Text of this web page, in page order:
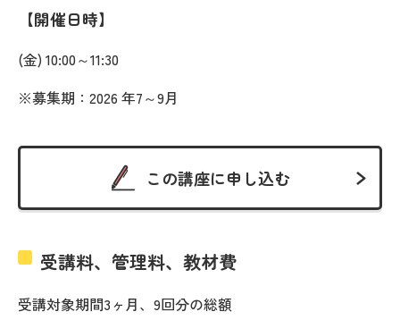
開催日時
(金) 10:00～11:30
※募集期：2026 年7～9月
この講座に申し込む
受講料、管理料、教材費
受講対象期間3ヶ月、9回分の総額